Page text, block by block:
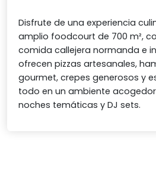
Disfrute de una experiencia
amplio foodcourt de 700 m²,
comida callejera normanda e
ofrecen pizzas artesanales,
gourmet, crepes generosos y
todo en un ambiente
noches temáticas y DJ sets.